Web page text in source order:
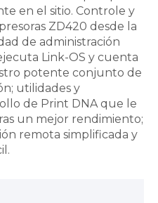
en el sitio. Controle y
ZD420 desde la
de administración
Link-OS y cuenta
potente conjunto de
utilidades y
de Print DNA que le
un mejor rendimiento;
remota simplificada y